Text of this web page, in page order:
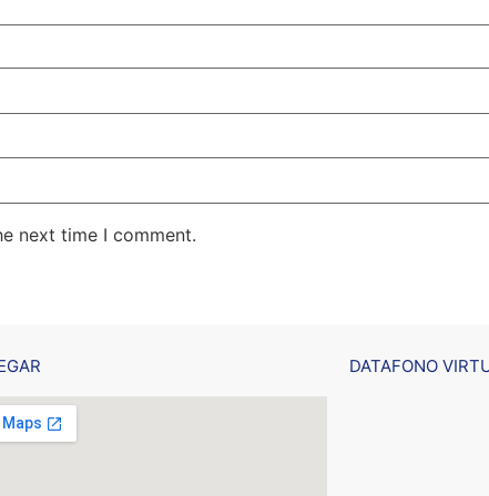
next time I comment.
DATAFONO